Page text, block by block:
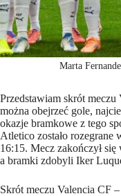
Marta
Przedstawiam skrót
można obejrzeć gole,
okazje bramkowe z tego
Atletico zostało rozegrane
16:15. Mecz zakończył
a bramki zdobyli Iker
Skrót meczu Valencia CF